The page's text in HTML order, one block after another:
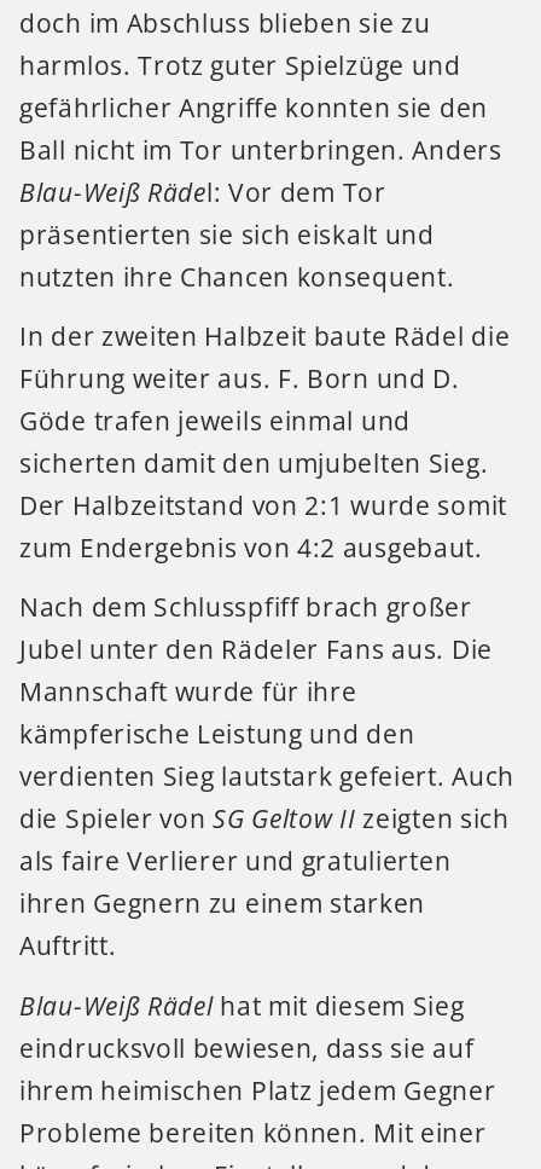
doch im Abschluss blieben sie zu
harmlos. Trotz guter Spielzüge und
gefährlicher Angriffe konnten sie den
Ball nicht im Tor unterbringen. Anders
Blau-Weiß Rädel: Vor dem Tor
präsentierten sie sich eiskalt und
nutzten ihre Chancen konsequent.
In der zweiten Halbzeit baute Rädel die
Führung weiter aus. F. Born und D.
Göde trafen jeweils einmal und
sicherten damit den umjubelten Sieg.
Der Halbzeitstand von 2:1 wurde somit
zum Endergebnis von 4:2 ausgebaut.
Nach dem Schlusspfiff brach großer
Jubel unter den Rädeler Fans aus. Die
Mannschaft wurde für ihre
kämpferische Leistung und den
verdienten Sieg lautstark gefeiert. Auch
die Spieler vonSG Geltow II zeigten sich
als faire Verlierer und gratulierten
ihren Gegnern zu einem starken
Auftritt.
Blau-Weiß Rädelhat mit diesem Sieg
eindrucksvoll bewiesen, dass sie auf
ihrem heimischen Platz jedem Gegner
Probleme bereiten können. Mit einer